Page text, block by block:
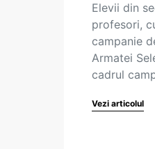
Elevii din
profesori,
campanie
Armatei
cadrul
Vezi articolul